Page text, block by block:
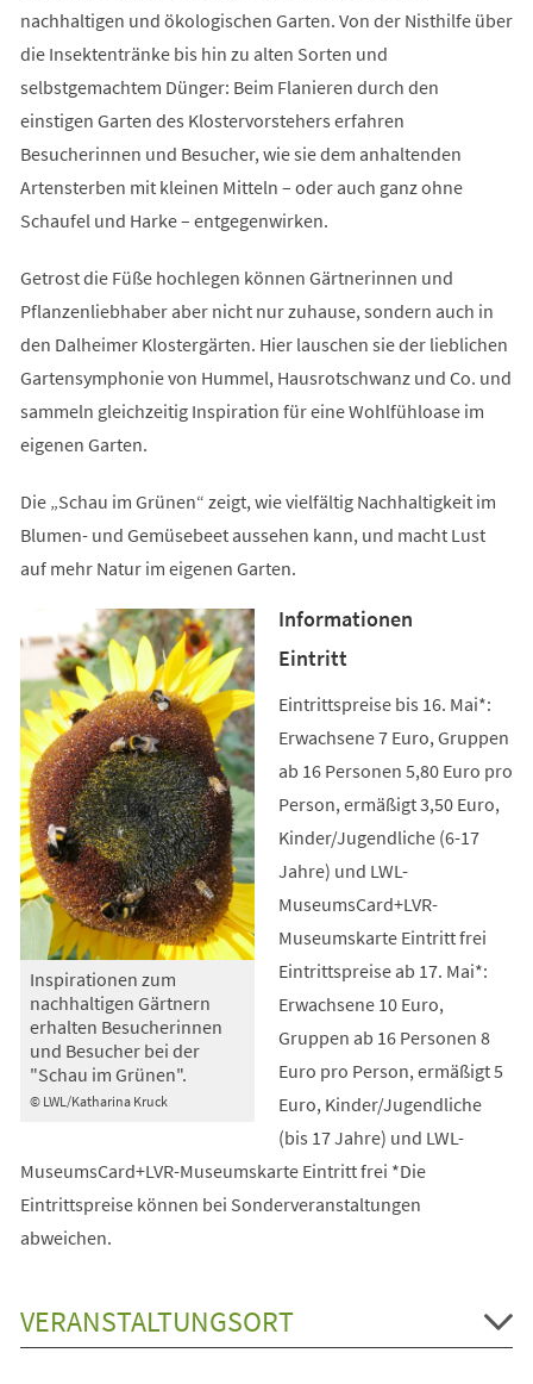
nachhaltigen und ökologischen Garten. Von der Nisthilfe über
die Insektentränke bis hin zu alten Sorten und
selbstgemachtem Dünger: Beim Flanieren durch den
einstigen Garten des Klostervorstehers erfahren
Besucherinnen und Besucher, wie sie dem anhaltenden
Artensterben mit kleinen Mitteln – oder auch ganz ohne
Schaufel und Harke – entgegenwirken.
Getrost die Füße hochlegen können Gärtnerinnen und
Pflanzenliebhaber aber nicht nur zuhause, sondern auch in
den Dalheimer Klostergärten. Hier lauschen sie der lieblichen
Gartensymphonie von Hummel, Hausrotschwanz und Co. und
sammeln gleichzeitig Inspiration für eine Wohlfühloase im
eigenen Garten.
Die „Schau im Grünen“ zeigt, wie vielfältig Nachhaltigkeit im
Blumen- und Gemüsebeet aussehen kann, und macht Lust
auf mehr Natur im eigenen Garten.
© LWL/Katharina Kruck
Inspirationen zum
nachhaltigen Gärtnern
erhalten Besucherinnen
und Besucher bei der
"Schau im Grünen".
Informationen
Eintritt
Eintrittspreise bis 16. Mai*:
Erwachsene 7 Euro, Gruppen
ab 16 Personen 5,80 Euro pro
Person, ermäßigt 3,50 Euro,
Kinder/Jugendliche (6-17
Jahre) und LWL-
MuseumsCard+LVR-
Museumskarte Eintritt frei
Eintrittspreise ab 17. Mai*:
Erwachsene 10 Euro,
Gruppen ab 16 Personen 8
Euro pro Person, ermäßigt 5
Euro, Kinder/Jugendliche
(bis 17 Jahre) und LWL-
MuseumsCard+LVR-Museumskarte Eintritt frei *Die
Eintrittspreise können bei Sonderveranstaltungen
abweichen.
VERANSTALTUNGSORT